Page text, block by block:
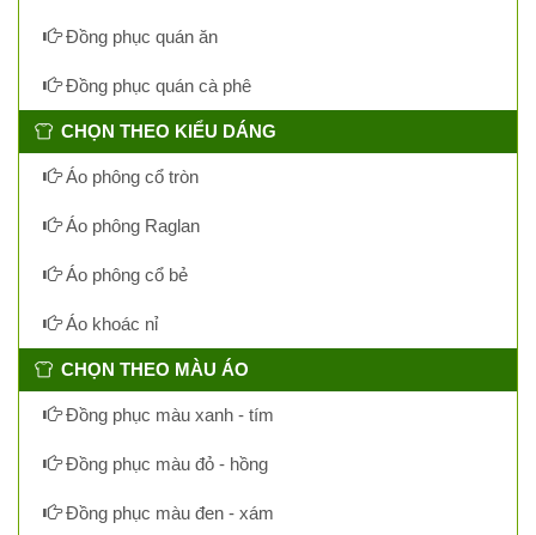
Đồng phục quán ăn
Đồng phục quán cà phê
CHỌN THEO KIỂU DÁNG
Áo phông cổ tròn
Áo phông Raglan
Áo phông cổ bẻ
Áo khoác nỉ
CHỌN THEO MÀU ÁO
Đồng phục màu xanh - tím
Đồng phục màu đỏ - hồng
Đồng phục màu đen - xám